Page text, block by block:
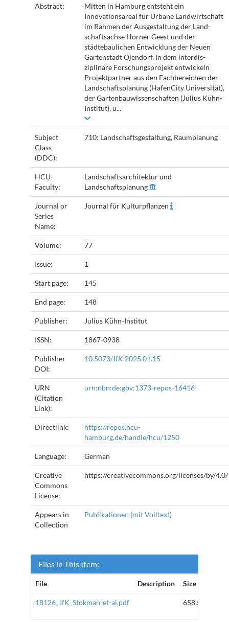
Abstract:
Mitten in Hamburg entsteht ein
Innovationsareal für Urbane Landwirtschaft
im Rahmen der Ausgestaltung der Land­
schaftsachse Horner Geest und der
städtebaulichen Ent­wicklung der Neuen
Gartenstadt Öjendorf. In dem interdis­
ziplinäre Forschungsprojekt entwickeln
Projektpartner aus den Fachbereichen der
Landschaftsplanung (HafenCity Uni­versität),
der Gartenbauwissenschaften (Julius Kühn-
Institut), u...
Subject
Class
(DDC):
710: Landschaftsgestaltung, Raumplanung
HCU-
Faculty:
Landschaftsarchitektur und
Landschaftsplanung
Journal or
Series
Name:
Journal für Kulturpflanzen
Volume: 77
Issue: 1
Start page: 145
End page: 148
Publisher: Julius Kühn-Institut
ISSN: 1867-0938
Publisher
DOI:
10.5073/JfK.2025.01.15
URN
(Citation
Link):
urn:nbn:de:gbv:1373-repos-16416
Directlink:
https://repos.hcu-
hamburg.de/handle/hcu/1250
Language: German
Creative
Commons
License:
https://creativecommons.org/licenses/by/4.0/
Appears in
Collection
Publikationen (mit Volltext)
Files in This Item:
File Description Size
18126_JfK_Stokman-et-al.pdf 658.58 kB